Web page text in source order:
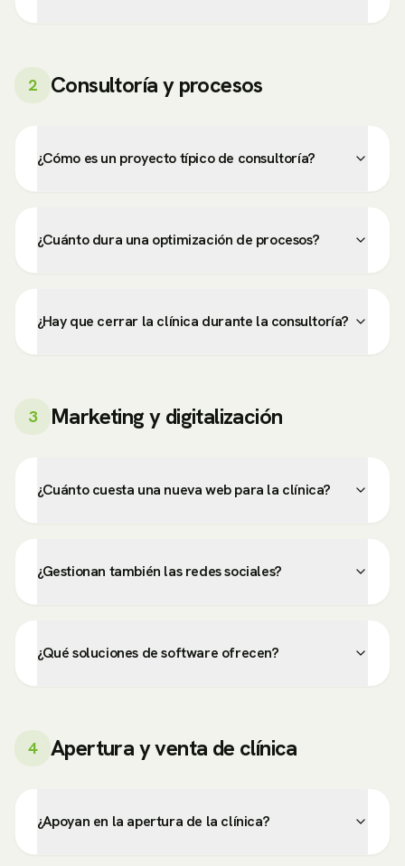
2 Consultoría y procesos
¿Cómo es un proyecto típico de consultoría?
¿Cuánto dura una optimización de procesos?
¿Hay que cerrar la clínica durante la consultoría?
3 Marketing y digitalización
¿Cuánto cuesta una nueva web para la clínica?
¿Gestionan también las redes sociales?
¿Qué soluciones de software ofrecen?
4 Apertura y venta de clínica
¿Apoyan en la apertura de la clínica?